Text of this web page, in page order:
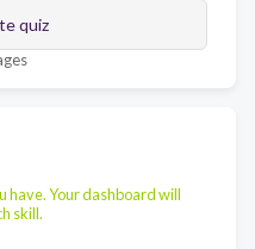
quiz
have. Your dashboard will
skill.